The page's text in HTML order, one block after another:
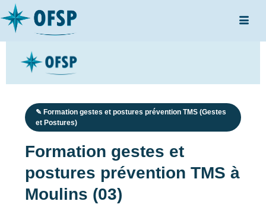
✎ Formation gestes et postures prévention TMS (Gestes
et Postures)
Formation gestes et
postures prévention TMS à
Moulins (03)